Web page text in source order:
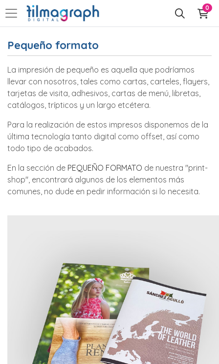
0
Pequeño formato
La impresión de pequeño es aquella que podríamos
llevar con nosotros, tales como cartas, carteles, flayers,
tarjetas de visita, adhesivos, cartas de menú, libretas,
catálogos, trípticos y un largo etcétera.
Para la realización de estos impresos disponemos de la
última tecnología tanto digital como offset, así como
todo tipo de acabados.
En la sección de PEQUEÑO FORMATO de nuestra "print-
shop", encontrará algunos de los elementos más
comunes, no dude en pedir información si lo necesita.